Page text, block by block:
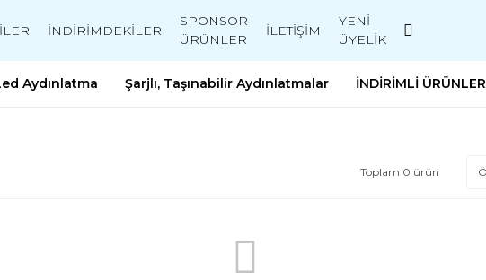
İNDİRİMDEKİLER
SPONSOR
ÜRÜNLER
İLETİŞİM
YENİ
ÜYELİK
Aydınlatma Şarjlı, Taşınabilir Aydınlatmalar İNDİRİMLİ ÜRÜNLER
Toplam 0 ürün